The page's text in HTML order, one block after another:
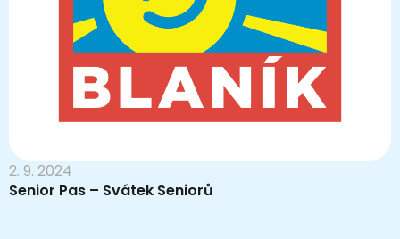
2. 9. 2024
Senior Pas – Svátek Seniorů